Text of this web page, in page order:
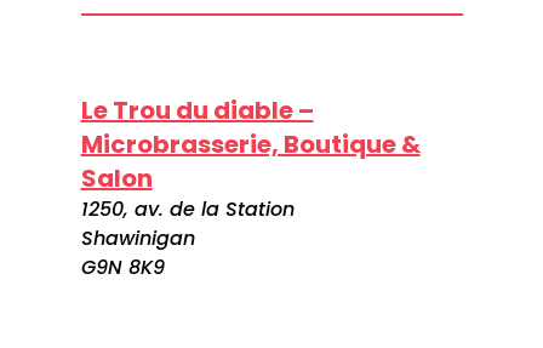
Le Trou du diable –
Microbrasserie, Boutique &
Salon
1250, av. de la Station
Shawinigan
G9N 8K9